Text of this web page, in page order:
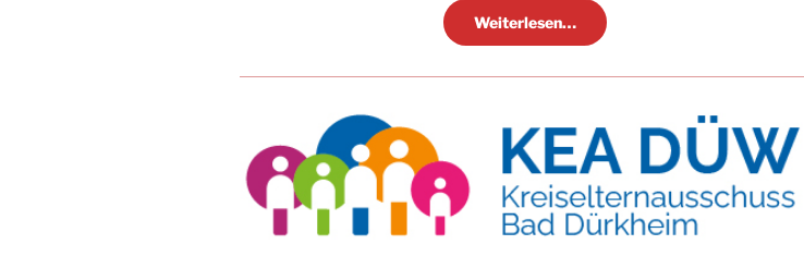
Weiterlesen…